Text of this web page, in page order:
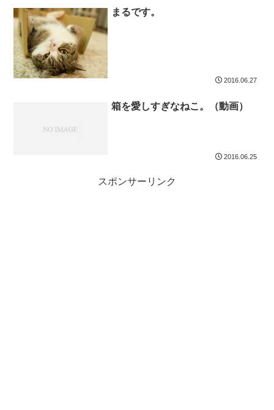
まるです。
2016.06.27
箱を愛しすぎなねこ。（動画）
2016.06.25
スポンサーリンク